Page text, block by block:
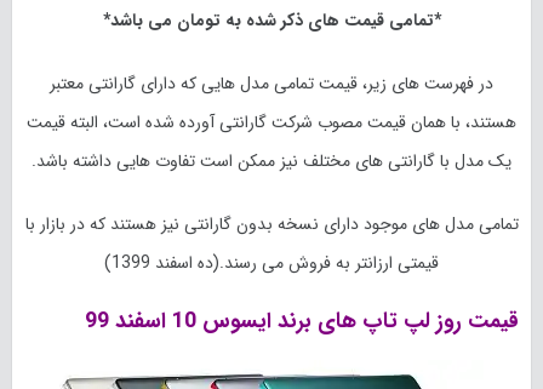
*تمامی قیمت های ذکر شده به تومان می باشد*
در فهرست های زیر، قیمت تمامی مدل هایی که دارای گارانتی معتبر
هستند، با همان قیمت مصوب شرکت گارانتی آورده شده است، البته قیمت
یک مدل با گارانتی های مختلف نیز ممکن است تفاوت هایی داشته باشد.
تمامی مدل های موجود دارای نسخه بدون گارانتی نیز هستند که در بازار با
قیمتی ارزانتر به فروش می رسند.(ده اسفند 1399)
قیمت روز لپ تاپ های برند ایسوس 10 اسفند 99